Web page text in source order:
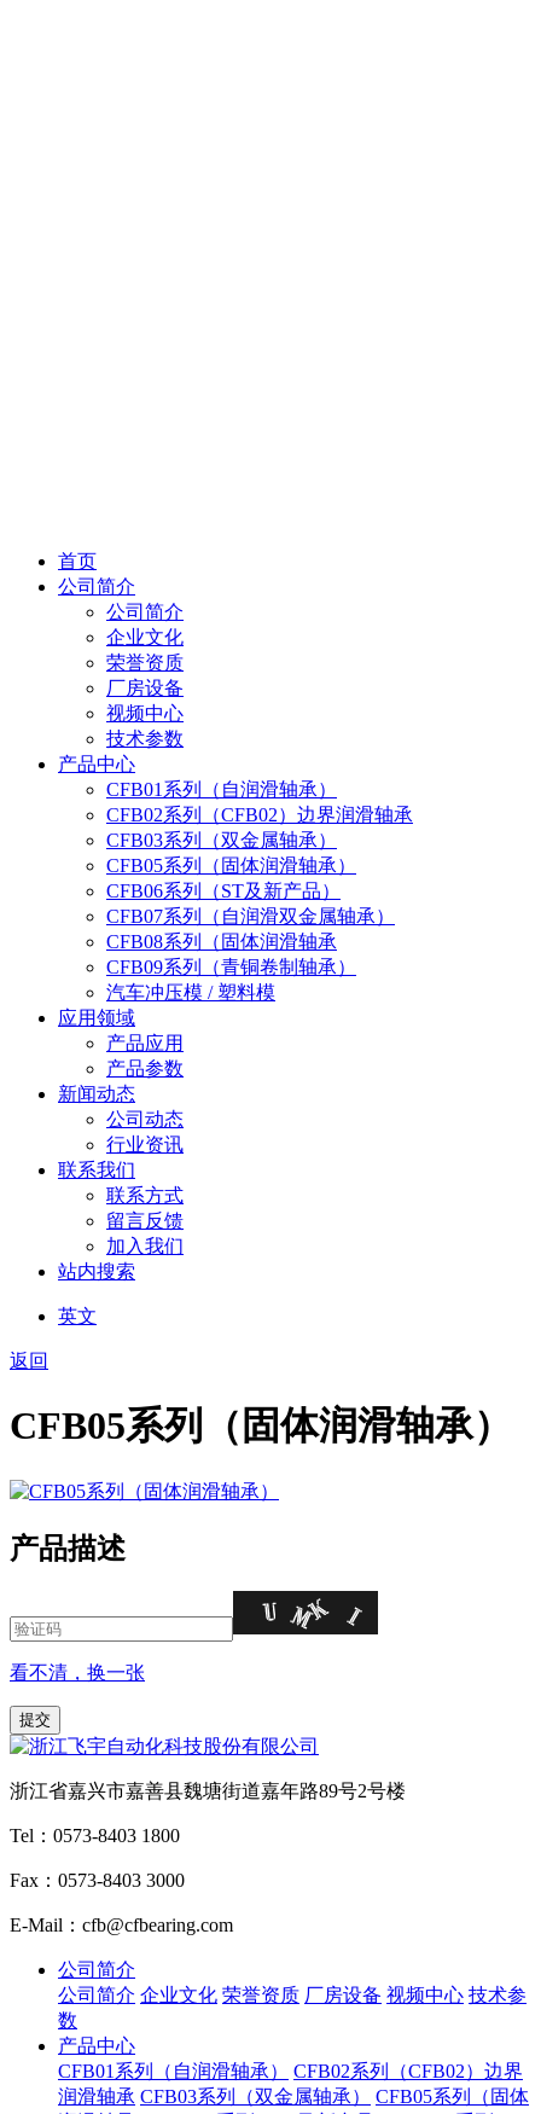
首页
公司简介
公司简介
企业文化
荣誉资质
厂房设备
视频中心
技术参数
产品中心
CFB01系列（自润滑轴承）
CFB02系列（CFB02）边界润滑轴承
CFB03系列（双金属轴承）
CFB05系列（固体润滑轴承）
CFB06系列（ST及新产品）
CFB07系列（自润滑双金属轴承）
CFB08系列（固体润滑轴承
CFB09系列（青铜卷制轴承）
汽车冲压模 / 塑料模
应用领域
产品应用
产品参数
新闻动态
公司动态
行业资讯
联系我们
联系方式
留言反馈
加入我们
站内搜索
英文
返回
CFB05系列（固体润滑轴承）
产品描述
看不清，换一张
浙江省嘉兴市嘉善县魏塘街道嘉年路89号2号楼
Tel：0573-8403 1800
Fax：0573-8403 3000
E-Mail：cfb@cfbearing.com
公司简介
公司简介 企业文化 荣誉资质 厂房设备 视频中心 技术参
数
产品中心
CFB01系列（自润滑轴承）
CFB02系列（CFB02）边界
润滑轴承 CFB03系列（双金属轴承）
CFB05系列（固体